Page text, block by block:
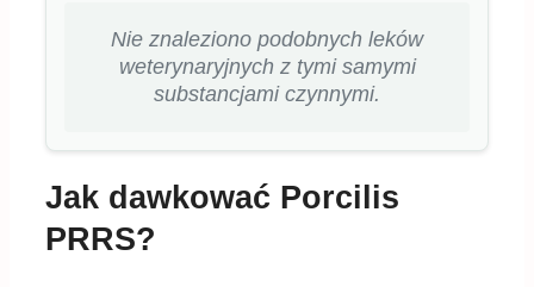
Nie znaleziono podobnych leków
weterynaryjnych z tymi samymi
substancjami czynnymi.
Jak dawkować Porcilis
PRRS?